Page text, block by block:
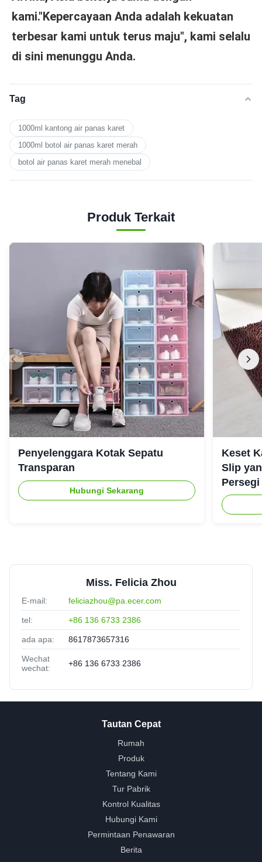
kami."Kepercayaan Anda adalah kekuatan
terbesar kami untuk terus maju", kami selalu
di sini menunggu Anda.
Tag
1000ml kantong air panas karet
1000ml botol air panas karet merah
botol air panas karet merah menebal
Produk Terkait
Penyelenggara Kotak Sepatu
Transparan
Hubungi Sekarang
Keset
Slip
Miss. Felicia Zhou
E-mail: feliciazhou@pa.ecer.com
tel: +86 136 6733 2386
ada apa: 8617873657316
Wechat
wechat:
+86 136 6733 2386
Tautan Cepat
Rumah
Produk
Tentang Kami
Tur Pabrik
Kontrol Kualitas
Hubungi Kami
Permintaan Penawaran
Berita